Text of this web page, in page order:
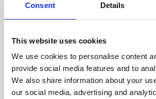
Consent Details
This website uses cookies
We use cookies to personalise content
provide social media features and to
We also share information about your
our social media, advertising and
događanja i programa. Dvorana
osoba, prilagodljiva je vašim
Idealna lokacija za poslovni
radionice, evente i manje kongrese.